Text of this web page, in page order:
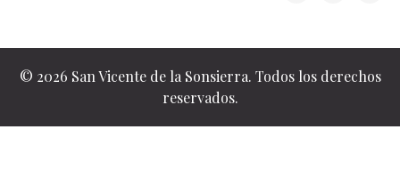
© 2026 San Vicente de la Sonsierra. Todos los derechos
reservados.